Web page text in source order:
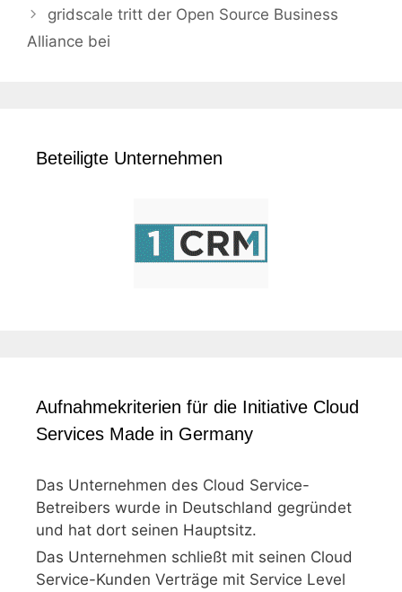
gridscale tritt der Open Source Business
Alliance bei
Beteiligte Unternehmen
Aufnahmekriterien für die Initiative Cloud
Services Made in Germany
Das Unternehmen des Cloud Service-
Betreibers wurde in Deutschland gegründet
und hat dort seinen Hauptsitz.
Das Unternehmen schließt mit seinen Cloud
Service-Kunden Verträge mit Service Level